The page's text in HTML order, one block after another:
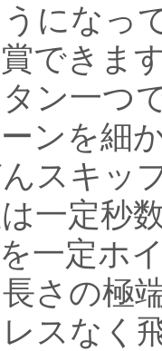
になっ
できま
ン一つ
ンを細
スキッ
一定秒
一定ホ
さの極
スなく